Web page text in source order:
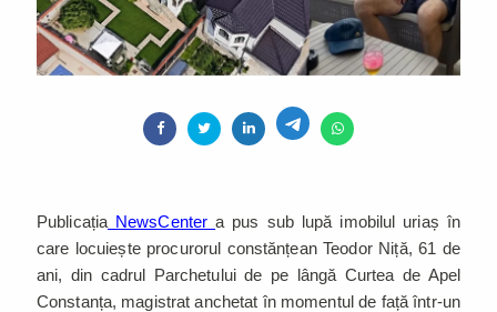
Publicația NewsCentera pus sub lupă imobilul uriaș în
care locuiește procurorul constănțean Teodor Niță, 61 de
ani, din cadrul Parchetului de pe lângă Curtea de Apel
Constanța, magistrat anchetat în momentul de față într-un